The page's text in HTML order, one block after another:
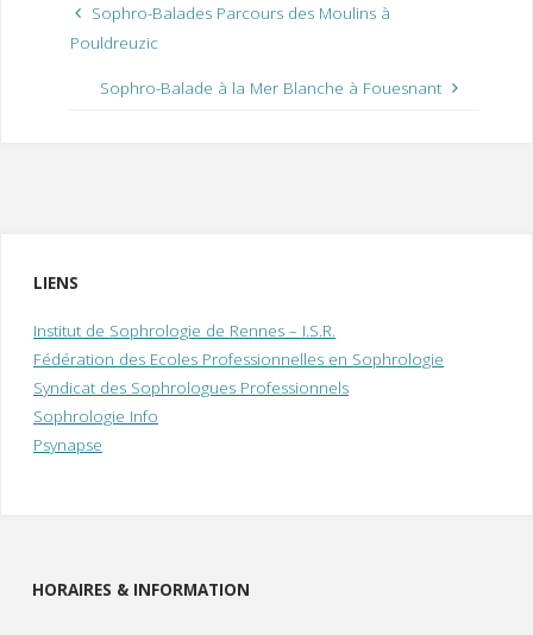
Sophro-Balades Parcours des Moulins à
Pouldreuzic
Sophro-Balade à la Mer Blanche à Fouesnant
LIENS
Institut de Sophrologie de Rennes – I.S.R.
Fédération des Ecoles Professionnelles en Sophrologie
Syndicat des Sophrologues Professionnels
Sophrologie Info
Psynapse
HORAIRES & INFORMATION